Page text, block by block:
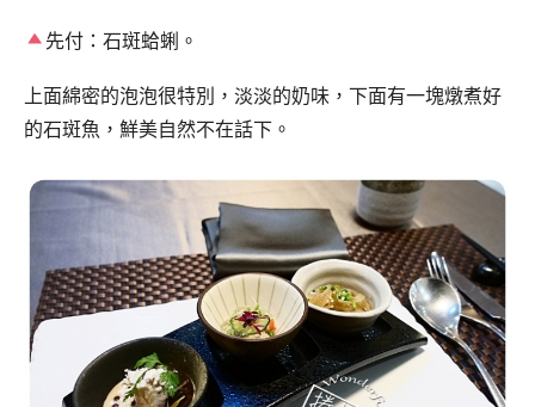
先付：石斑蛤蜊。
上面綿密的泡泡很特別，淡淡的奶味，下面有一塊燉煮好
的石斑魚，鮮美自然不在話下。